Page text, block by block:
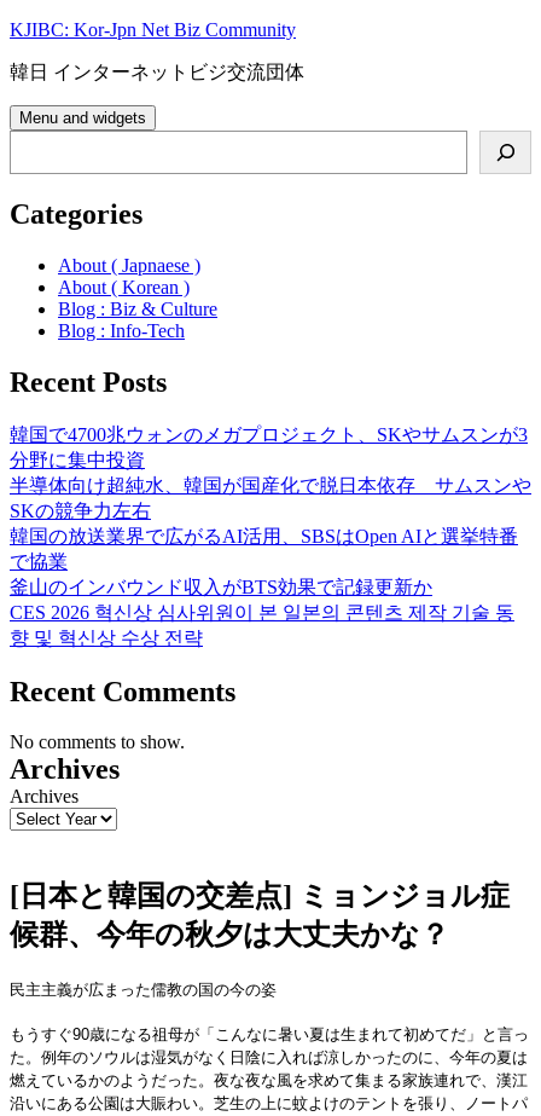
Skip
content
KJIBC: Kor-Jpn Net Biz Community
韓日 インターネットビジ交流団体
Menu and widgets
Categories
About ( Japnaese )
About ( Korean )
Blog : Biz & Culture
Blog : Info-Tech
Recent Posts
韓国で4700兆ウォンのメガプロジェクト、SKやサムスンが3
分野に集中投資
半導体向け超純水、韓国が国産化で脱日本依存 サムスンや
SKの競争力左右
韓国の放送業界で広がるAI活用、SBSはOpen AIと選挙特番
で協業
釜山のインバウンド収入がBTS効果で記録更新か
CES 2026 혁신상 심사위원이 본 일본의 콘텐츠 제작 기술 동
향 및 혁신상 수상 전략
Recent Comments
No comments to show.
Archives
Archives
[日本と韓国の交差点] ミョンジョル症
候群、今年の秋夕は大丈夫かな？
民主主義が広まった儒教の国の今の姿
もうすぐ90歳になる祖母が「こんなに暑い夏は生まれて初めてだ」と言っ
た。例年のソウルは湿気がなく日陰に入れば涼しかったのに、今年の夏は
燃えているかのようだった。夜な夜な風を求めて集まる家族連れで、漢江
沿いにある公園は大賑わい。芝生の上に蚊よけのテントを張り、ノートパ